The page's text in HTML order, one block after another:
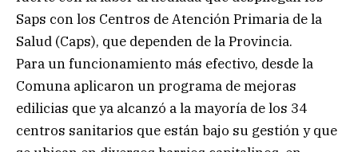
Saps con los Centros de Atención Primaria de la
Salud (Caps), que dependen de la Provincia.
Para un funcionamiento más efectivo, desde la
Comuna aplicaron un programa de mejoras
edilicias que ya alcanzó a la mayoría de los 34
centros sanitarios que están bajo su gestión y que